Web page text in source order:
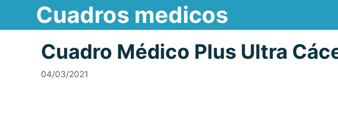
contenido
Cuadros medicos
Cuadro Médico Plus Ultra
04/03/2021